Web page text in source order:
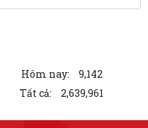
thực hiện Chương trình phòng
Hôm nay:
9,142
Tất cả: 2,639,961